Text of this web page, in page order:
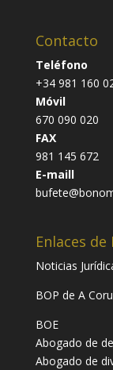
Contacto
Teléfono
+34 981 160
Móvil
670 090 020
FAX
981 145 672
E-maill
Enlaces
Noticias
BOP de A
BOE
Abogado de
Abogado de